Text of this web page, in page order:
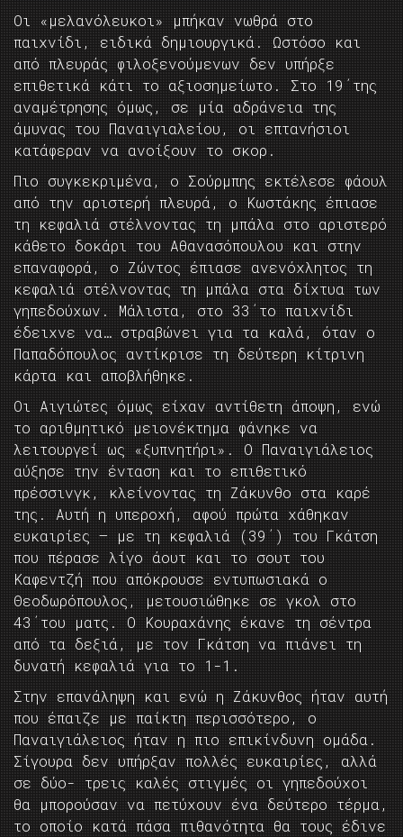
Οι «μελανόλευκοι» μπήκαν νωθρά στο
παιχνίδι, ειδικά δημιουργικά. Ωστόσο και
από πλευράς φιλοξενούμενων δεν υπήρξε
επιθετικά κάτι το αξιοσημείωτο. Στο 19΄της
αναμέτρησης όμως, σε μία αδράνεια της
άμυνας του Παναιγιαλείου, οι επτανήσιοι
κατάφεραν να ανοίξουν το σκορ.
Πιο συγκεκριμένα, ο Σούρμπης εκτέλεσε φάουλ
από την αριστερή πλευρά, ο Κωστάκης έπιασε
τη κεφαλιά στέλνοντας τη μπάλα στο αριστερό
κάθετο δοκάρι του Αθανασόπουλου και στην
επαναφορά, ο Ζώντος έπιασε ανενόχλητος τη
κεφαλιά στέλνοντας τη μπάλα στα δίχτυα των
γηπεδούχων. Μάλιστα, στο 33΄το παιχνίδι
έδειχνε να… στραβώνει για τα καλά, όταν ο
Παπαδόπουλος αντίκρισε τη δεύτερη κίτρινη
κάρτα και αποβλήθηκε.
Οι Αιγιώτες όμως είχαν αντίθετη άποψη, ενώ
το αριθμητικό μειονέκτημα φάνηκε να
λειτουργεί ως «ξυπνητήρι». Ο Παναιγιάλειος
αύξησε την ένταση και το επιθετικό
πρέσσινγκ, κλείνοντας τη Ζάκυνθο στα καρέ
της. Αυτή η υπεροχή, αφού πρώτα χάθηκαν
ευκαιρίες – με τη κεφαλιά (39΄) του Γκάτση
που πέρασε λίγο άουτ και το σουτ του
Καφεντζή που απόκρουσε εντυπωσιακά ο
Θεοδωρόπουλος, μετουσιώθηκε σε γκολ στο
43΄του ματς. Ο Κουραχάνης έκανε τη σέντρα
από τα δεξιά, με τον Γκάτση να πιάνει τη
δυνατή κεφαλιά για το 1-1.
Στην επανάληψη και ενώ η Ζάκυνθος ήταν αυτή
που έπαιζε με παίκτη περισσότερο, ο
Παναιγιάλειος ήταν η πιο επικίνδυνη ομάδα.
Σίγουρα δεν υπήρξαν πολλές ευκαιρίες, αλλά
σε δύο- τρεις καλές στιγμές οι γηπεδούχοι
θα μπορούσαν να πετύχουν ένα δεύτερο τέρμα,
το οποίο κατά πάσα πιθανότητα θα τους έδινε